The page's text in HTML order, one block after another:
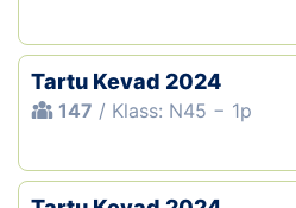
Tartu Kevad 2024
147 / Klass: N45 − 1p